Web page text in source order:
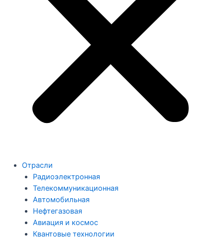
Отрасли
Радиоэлектронная
Телекоммуникационная
Автомобильная
Нефтегазовая
Авиация и космос
Квантовые технологии